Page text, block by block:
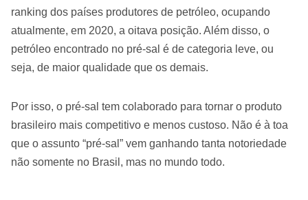
ranking dos países produtores de petróleo, ocupando
atualmente, em 2020, a oitava posição. Além disso, o
petróleo encontrado no pré-sal é de categoria leve, ou
seja, de maior qualidade que os demais.
Por isso, o pré-sal tem colaborado para tornar o produto
brasileiro mais competitivo e menos custoso. Não é à toa
que o assunto “pré-sal” vem ganhando tanta notoriedade
não somente no Brasil, mas no mundo todo.